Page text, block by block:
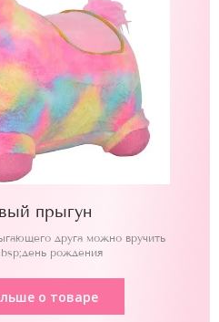
прыгун
друга можно вручить
рождения
о товаре